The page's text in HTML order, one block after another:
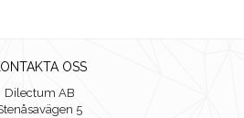
OSS
Dilectum AB
5